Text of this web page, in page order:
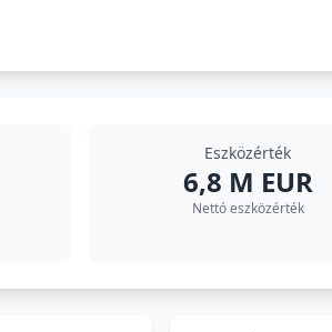
Eszközérték
6,8 M EUR
Nettó eszközérték